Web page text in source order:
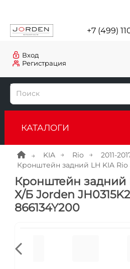
+7 (499)
Регистрация
Вход
КАТАЛОГИ
KIA Rio
2011-
Кронштейн задний LH KIA
Кронштейн задний
Х/Б Jorden
866134Y200